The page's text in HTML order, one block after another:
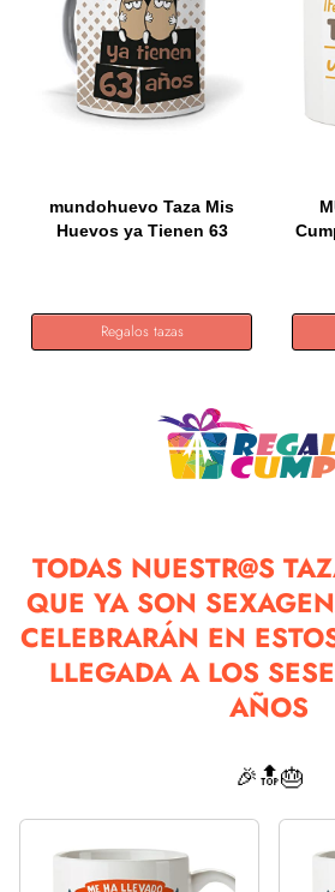
mundohuevo Taza Mis
Huevos ya Tienen 63
Regalos tazas
TODAS NUESTR@S
QUE YA SON
CELEBRARÁN EN
LLEGADA A LOS
AÑOS
🎉🔝🎂